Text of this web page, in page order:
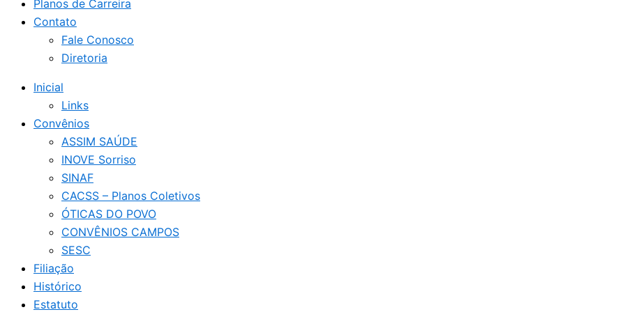
Planos de Carreira
Contato
Fale Conosco
Diretoria
Inicial
Links
Convênios
ASSIM SAÚDE
INOVE Sorriso
SINAF
CACSS – Planos Coletivos
ÓTICAS DO POVO
CONVÊNIOS CAMPOS
SESC
Filiação
Histórico
Estatuto